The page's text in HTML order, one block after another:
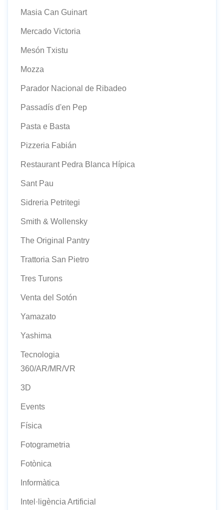
Masia Can Guinart
Mercado Victoria
Mesón Txistu
Mozza
Parador Nacional de Ribadeo
Passadís d'en Pep
Pasta e Basta
Pizzeria Fabián
Restaurant Pedra Blanca Hípica
Sant Pau
Sidreria Petritegi
Smith & Wollensky
The Original Pantry
Trattoria San Pietro
Tres Turons
Venta del Sotón
Yamazato
Yashima
Tecnologia
360/AR/MR/VR
3D
Events
Física
Fotogrametria
Fotònica
Informàtica
Intel·ligència Artificial